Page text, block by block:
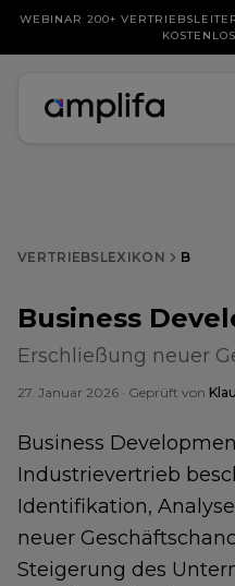
WEBINAR 200+
VERTRIEBSLEXIKON B
Business
Erschließung neuer
27. Januar 2026 · Geprüft von
Business
Industrievertrieb
Identifikation,
neuer
Steigerung des